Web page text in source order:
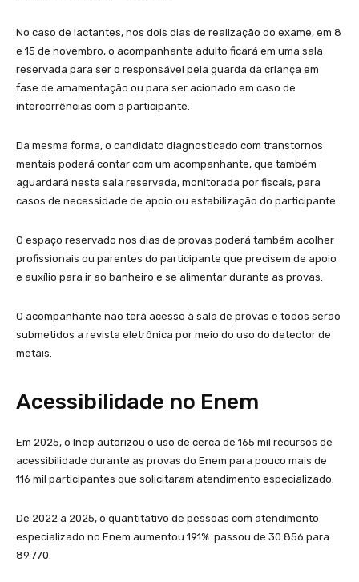
No caso de lactantes, nos dois dias de realização do exame, em 8
e 15 de novembro, o acompanhante adulto ficará em uma sala
reservada para ser o responsável pela guarda da criança em
fase de amamentação ou para ser acionado em caso de
intercorrências com a participante.
Da mesma forma, o candidato diagnosticado com transtornos
mentais poderá contar com um acompanhante, que também
aguardará nesta sala reservada, monitorada por fiscais, para
casos de necessidade de apoio ou estabilização do participante.
O espaço reservado nos dias de provas poderá também acolher
profissionais ou parentes do participante que precisem de apoio
e auxílio para ir ao banheiro e se alimentar durante as provas.
O acompanhante não terá acesso à sala de provas e todos serão
submetidos a revista eletrônica por meio do uso do detector de
metais.
Acessibilidade no Enem
Em 2025, o Inep autorizou o uso de cerca de 165 mil recursos de
acessibilidade durante as provas do Enem para pouco mais de
116 mil participantes que solicitaram atendimento especializado.
De 2022 a 2025, o quantitativo de pessoas com atendimento
especializado no Enem aumentou 191%: passou de 30.856 para
89.770.